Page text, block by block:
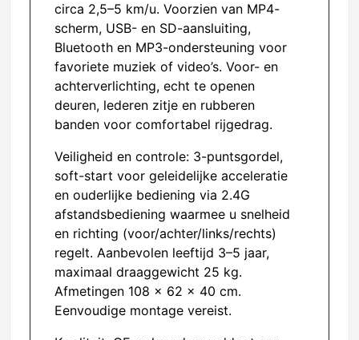
circa 2,5–5 km/u. Voorzien van MP4-
scherm, USB- en SD-aansluiting,
Bluetooth en MP3-ondersteuning voor
favoriete muziek of video’s. Voor- en
achterverlichting, echt te openen
deuren, lederen zitje en rubberen
banden voor comfortabel rijgedrag.
Veiligheid en controle: 3-puntsgordel,
soft-start voor geleidelijke acceleratie
en ouderlijke bediening via 2.4G
afstandsbediening waarmee u snelheid
en richting (voor/achter/links/rechts)
regelt. Aanbevolen leeftijd 3–5 jaar,
maximaal draaggewicht 25 kg.
Afmetingen 108 x 62 x 40 cm.
Eenvoudige montage vereist.